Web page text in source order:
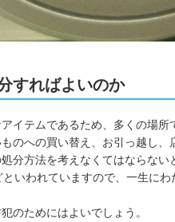
すればよいのか
イテムであるため、多くの場所
のへの買い替え、お引っ越し
分方法を考えなくてはならない
いわれていますので、一生に
のためにはよいでしょう。